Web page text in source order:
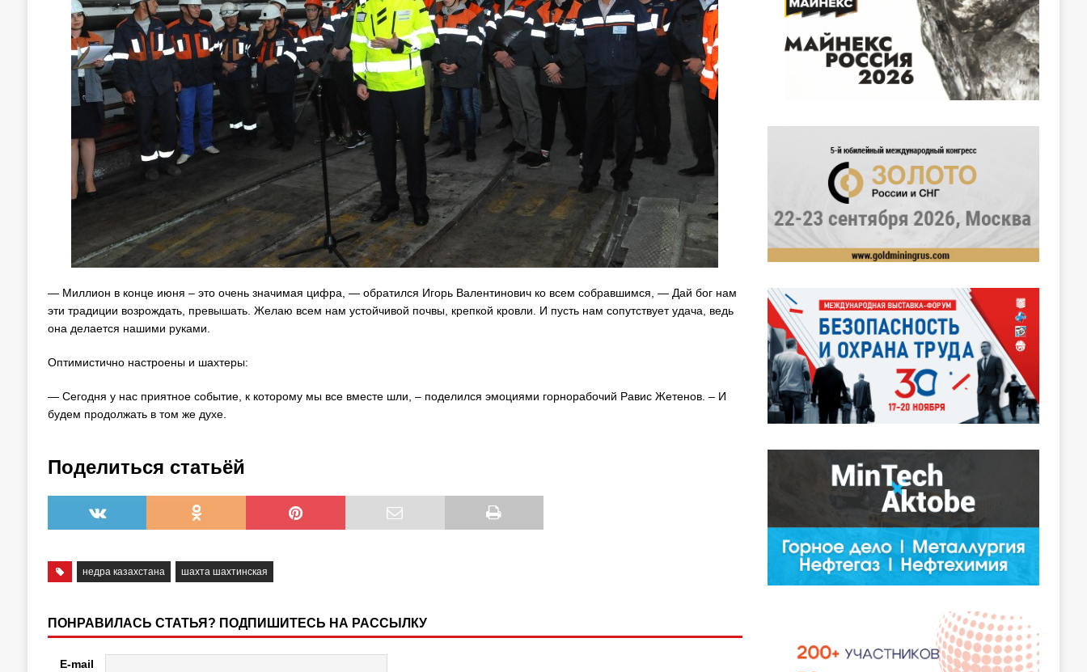
— Миллион в конце июня – это очень значимая цифра, — обратился Игорь Валентинович ко всем собравшимся, — Дай бог нам
эти традиции возрождать, превышать. Желаю всем нам устойчивой почвы, крепкой кровли. И пусть нам сопутствует удача, ведь
она делается нашими руками.
Оптимистично настроены и шахтеры:
— Сегодня у нас приятное событие, к которому мы все вместе шли, – поделился эмоциями горнорабочий Равис Жетенов. – И
будем продолжать в том же духе.
Поделиться статьёй
недра казахстана шахта шахтинская
ПОНРАВИЛАСЬ СТАТЬЯ? ПОДПИШИТЕСЬ НА РАССЫЛКУ
E-mail